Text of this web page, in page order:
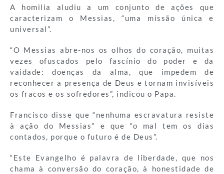
A homilia aludiu a um conjunto de ações que
caracterizam o Messias, “uma missão única e
universal”.
“O Messias abre-nos os olhos do coração, muitas
vezes ofuscados pelo fascínio do poder e da
vaidade: doenças da alma, que impedem de
reconhecer a presença de Deus e tornam invisíveis
os fracos e os sofredores”, indicou o Papa.
Francisco disse que “nenhuma escravatura resiste
à ação do Messias” e que “o mal tem os dias
contados, porque o futuro é de Deus”.
“Este Evangelho é palavra de liberdade, que nos
chama à conversão do coração, à honestidade de